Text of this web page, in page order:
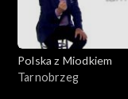
Polska z Miodkiem
Tarnobrzeg